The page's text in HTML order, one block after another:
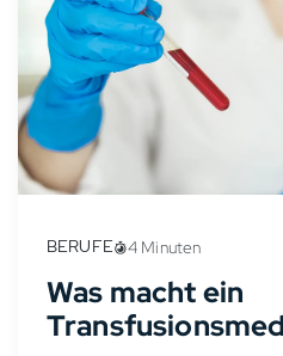
BERUFE 4 Minuten
Was macht ein